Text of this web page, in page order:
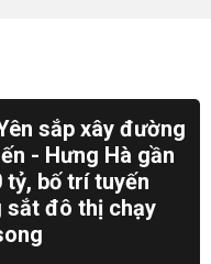
sắp xây đường
- Hưng Hà gần
tỷ, bố trí tuyến
sắt đô thị chạy